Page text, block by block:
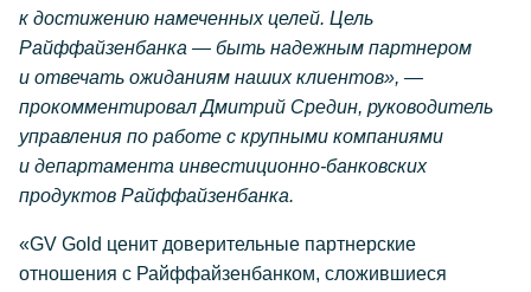
к достижению намеченных целей. Цель
Райффайзенбанка — быть надежным партнером
и отвечать ожиданиям наших клиентов», —
прокомментировал Дмитрий Средин, руководитель
управления по работе с крупными компаниями
и департамента инвестиционно-банковских
продуктов Райффайзенбанка.
«GV Gold ценит доверительные партнерские
отношения с Райффайзенбанком, сложившиеся